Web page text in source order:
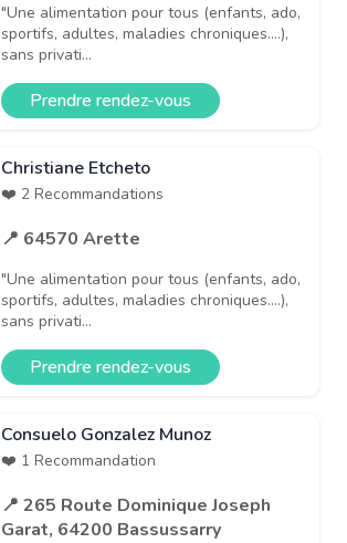
"Une alimentation pour tous (enfants, ado,
sportifs, adultes, maladies chroniques....),
sans privati...
Prendre rendez-vous
Christiane Etcheto
❤️ 2 Recommandations
📍 64570 Arette
"Une alimentation pour tous (enfants, ado,
sportifs, adultes, maladies chroniques....),
sans privati...
Prendre rendez-vous
Consuelo Gonzalez Munoz
❤️ 1 Recommandation
📍 265 Route Dominique Joseph
Garat, 64200 Bassussarry